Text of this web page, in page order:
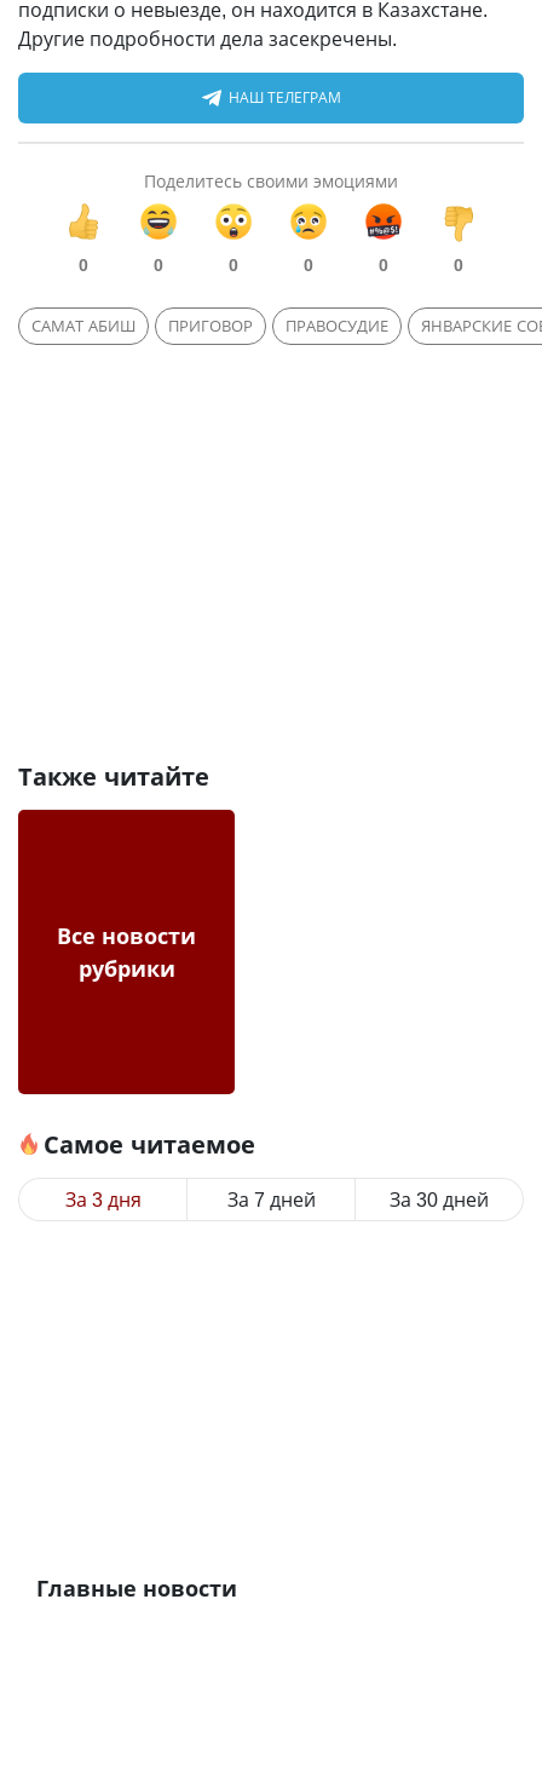
подписки о невыезде, он находится в Казахстане.
Другие подробности дела засекречены.
НАШ ТЕЛЕГРАМ
Поделитесь своими эмоциями
0 0 0 0 0 0
САМАТ АБИШ ПРИГОВОР ПРАВОСУДИЕ ЯНВАРСКИЕ
Также читайте
Все новости
рубрики
Самое читаемое
За 3 дня За 7 дней За 30 дней
Главные новости